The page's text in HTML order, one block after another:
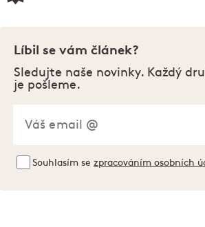
Líbil se vám článek?
Sledujte naše novinky. Každý
je pošleme.
Souhlasím se zpracováním osobních